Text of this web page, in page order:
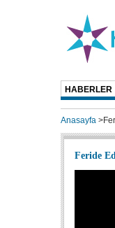
HABERLER
Anasayfa >
Feride